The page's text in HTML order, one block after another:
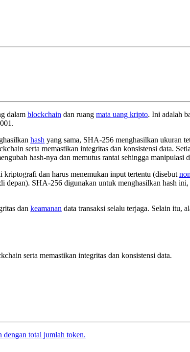
dalam blockchain dan ruang mata uang kripto. Ini adalah
hash yang sama, SHA-256 menghasilkan ukuran
serta memastikan integritas dan konsistensi data.
hash-nya dan memutus rantai sehingga manipulasi
kriptografi dan harus menemukan input tertentu (disebut
depan). SHA-256 digunakan untuk menghasilkan hash
dan keamanan data transaksi selalu terjaga. Selain itu,
serta memastikan integritas dan konsistensi data.
dengan total jumlah token.